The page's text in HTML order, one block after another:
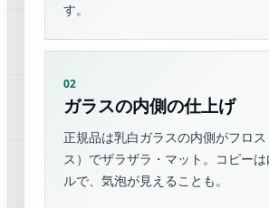
す。
02
ガラスの内側の仕上げ
正規品は乳白ガラスの内側がフロ
ス）でザラザラ・マット。コピー
ルで、気泡が見えることも。